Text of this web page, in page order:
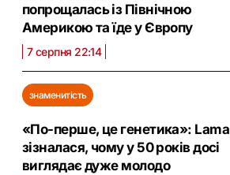
попрощалась із Північною
Америкою та їде у Європу
7 серпня 22:14
знаменитість
«По-перше, це генетика»: Lama
зізналася, чому у 50 років досі
виглядає дуже молодо